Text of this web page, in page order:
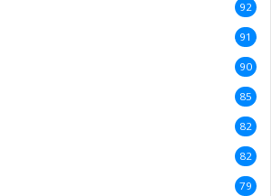
92
91
90
85
82
82
79